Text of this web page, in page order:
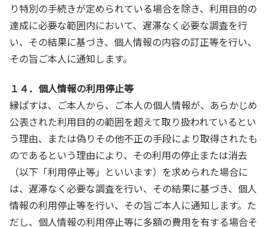
り特別の手続きが定められている場合を除き、利用目的の
達成に必要な範囲内において、遅滞なく必要な調査を行
い、その結果に基づき、個人情報の内容の訂正等を行い、
その旨ご本人に通知します。
１４．個人情報の利用停止等
縁ぱすは、ご本人から、ご本人の個人情報が、あらかじめ
公表された利用目的の範囲を超えて取り扱われているとい
う理由、または偽りその他不正の手段により取得されたも
のであるという理由により、その利用の停止または消去
（以下「利用停止等」といいます）を求められた場合に
は、遅滞なく必要な調査を行い、その結果に基づき、個人
情報の利用停止等を行い、その旨ご本人に通知します。た
だし、個人情報の利用停止等に多額の費用を有する場合そ